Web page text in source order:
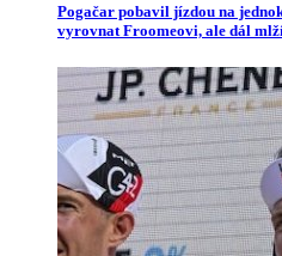
Pogačar pobavil jízdou na
vyrovnat Froomeovi, ale dál